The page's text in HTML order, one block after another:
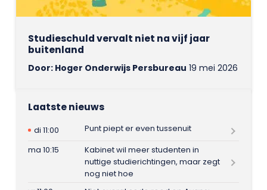
Studieschuld vervalt niet na vijf jaar
buitenland
Door: Hoger Onderwijs Persbureau 19 mei 2026
Laatste nieuws
di 11:00
Punt piept er even tussenuit
ma 10:15
Kabinet wil meer studenten in
nuttige studierichtingen, maar zegt
nog niet hoe